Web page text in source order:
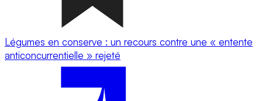
Légumes en conserve : un recours contre une « entente
anticoncurrentielle » rejeté